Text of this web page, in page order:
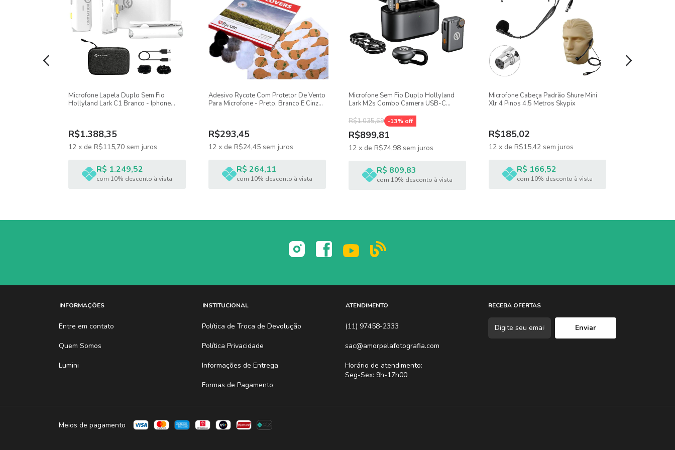
Itens inclusos:
01 Microfone stereo de lapela com fio de 6 metros - Vivitar VIVMIC703L
01 Clique para fixar a roupa
01 Bateria LR-44
01 Manual
01 Peça plástica para enrolar microfone após uso.
Microfone Lapela Duplo Sem Fio
Hollyland Lark C1 Branco - Iphone
R$1.388,35
12 x de R$115,70 sem juros
R$ 1.249,52
com 10% desconto à vista
Adesivo Rycote Com Protetor De Vento
Para Microfone - Preto, Branco E Cinza,
R$293,45
12 x de R$24,45 sem juros
R$ 264,11
com 10% desconto à vista
Microfone Sem Fio Duplo Hollyland
Lark M2s Combo Camera USB-C
R$1.035,69 -13% off
R$899,81
12 x de R$74,98 sem juros
R$ 809,83
com 10% desconto à vista
Microfone Cabeça Padrão Shure Mini
Xlr 4 Pinos 4,5 Metros Skypix
R$185,02
12 x de R$15,42 sem juros
R$ 166,52
com 10% desconto à vista
INFORMAÇÕES
Entre em contato
Quem Somos
Lumini
INSTITUCIONAL
Política de Troca de Devolução
Política Privacidade
Informações de Entrega
Formas de Pagamento
ATENDIMENTO
(11) 97458-2333
sac@amorpelafotografia.com
Horário de atendimento:
Seg-Sex: 9h-17h00
RECEBA OFERTAS
Meios de pagamento